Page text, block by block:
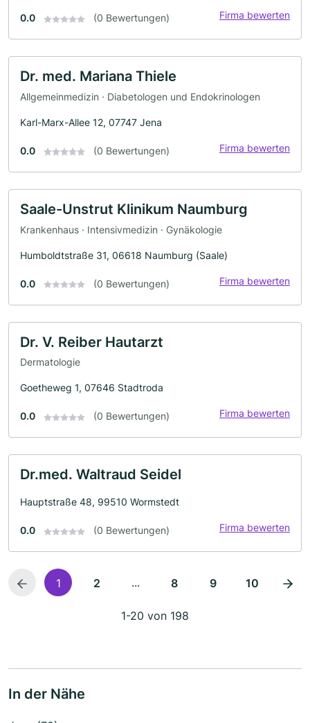
0.0 (0 Bewertungen) Firma bewerten
Dr. med. Mariana Thiele
Allgemeinmedizin · Diabetologen und Endokrinologen
Karl-Marx-Allee 12, 07747 Jena
0.0 (0 Bewertungen) Firma bewerten
Saale-Unstrut Klinikum Naumburg
Krankenhaus · Intensivmedizin · Gynäkologie
Humboldtstraße 31, 06618 Naumburg (Saale)
0.0 (0 Bewertungen) Firma bewerten
Dr. V. Reiber Hautarzt
Dermatologie
Goetheweg 1, 07646 Stadtroda
0.0 (0 Bewertungen) Firma bewerten
Dr.med. Waltraud Seidel
Hauptstraße 48, 99510 Wormstedt
0.0 (0 Bewertungen) Firma bewerten
1 2 ... 8 9 10
1-20 von 198
In der Nähe